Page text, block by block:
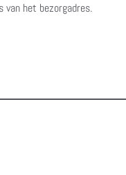
het bezorgadres.